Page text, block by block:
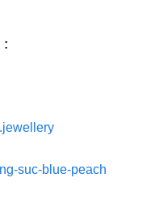
:
suc-blue-peach